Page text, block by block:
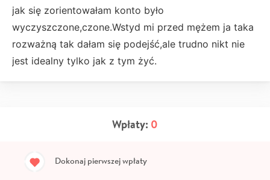
jak się zorientowałam konto było
wyczyszczone,czone.Wstyd mi przed mężem ja taka
rozważną tak dałam się podejść,ale trudno nikt nie
jest idealny tylko jak z tym żyć.
Wpłaty: 0
Dokonaj pierwszej wpłaty